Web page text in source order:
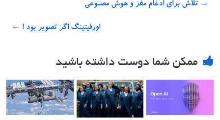
→ تلاش برای ادغام مغز و هوش مصنوعی
اورفیتینگ اگر تصویر بود ! ←
ممکن شما دوست داشته باشید